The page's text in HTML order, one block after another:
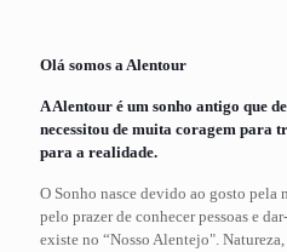
Olá somos a Alentour
A Alentour é um sonho antigo que
necessitou de muita coragem para
para a realidade.
O Sonho nasce devido ao gosto pela
pelo prazer de conhecer pessoas e
existe no “Nosso Alentejo".